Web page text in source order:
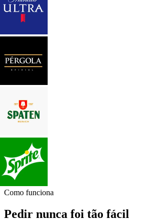
Como funciona
Pedir nunca foi tão fácil